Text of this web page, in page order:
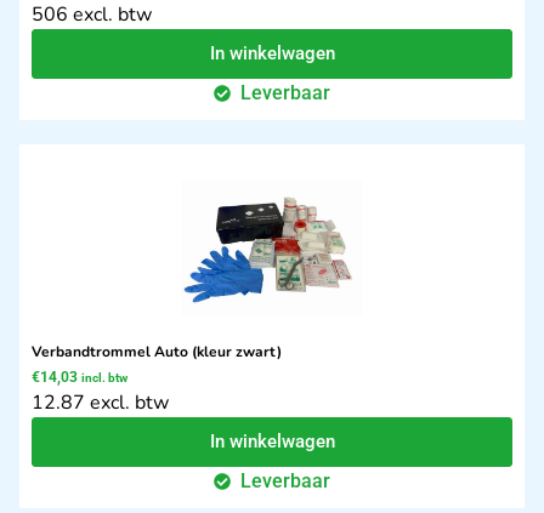
506 excl. btw
In winkelwagen
Leverbaar
Verbandtrommel Auto (kleur zwart)
€14,03 incl. btw
12.87 excl. btw
In winkelwagen
Leverbaar